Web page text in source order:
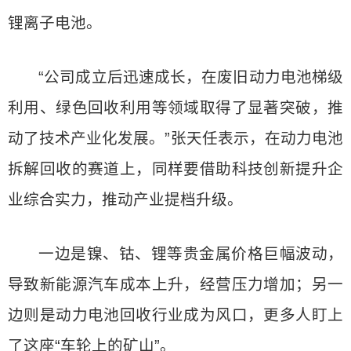
锂离子电池。
“公司成立后迅速成长，在废旧动力电池梯级
利用、绿色回收利用等领域取得了显著突破，推
动了技术产业化发展。”张天任表示，在动力电池
拆解回收的赛道上，同样要借助科技创新提升企
业综合实力，推动产业提档升级。
一边是镍、钴、锂等贵金属价格巨幅波动，
导致新能源汽车成本上升，经营压力增加；另一
边则是动力电池回收行业成为风口，更多人盯上
了这座“车轮上的矿山”。